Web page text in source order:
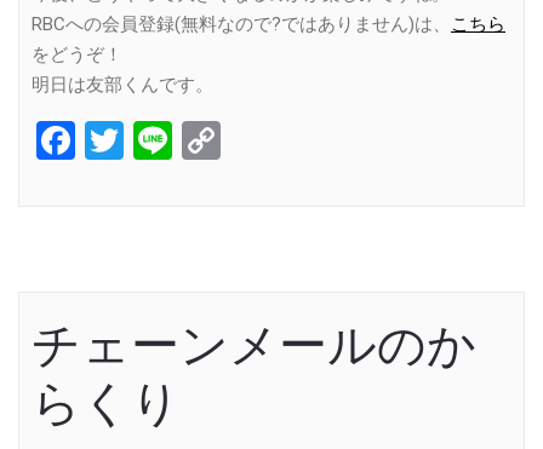
RBCへの会員登録(無料なので?ではありません)は、
こちら
をどうぞ！
明日は友部くんです。
Facebook
Twitter
Line
チェーンメールのか
らくり